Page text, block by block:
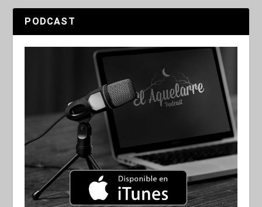
PODCAST